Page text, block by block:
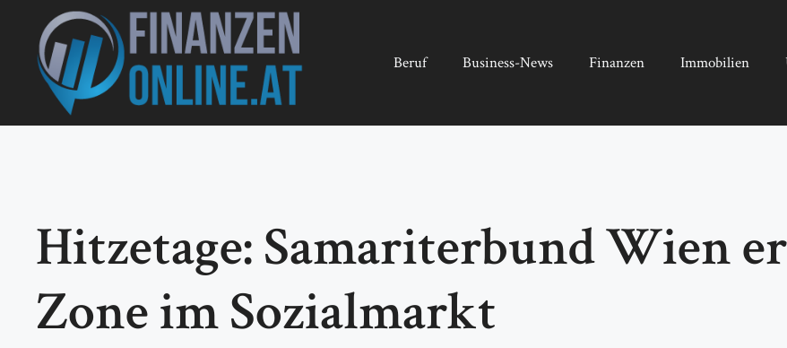
springen
Beruf Business-News Finanzen Immobilien
Hitzetage: Samariterbund Wien
Zone im Sozialmarkt